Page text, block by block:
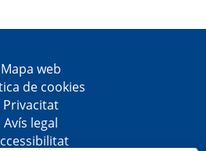
Mapa web
de cookies
Privacitat
Avís legal